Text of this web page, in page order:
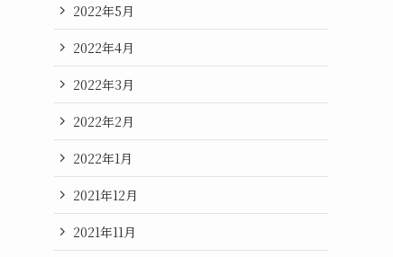
2022年5月
2022年4月
2022年3月
2022年2月
2022年1月
2021年12月
2021年11月